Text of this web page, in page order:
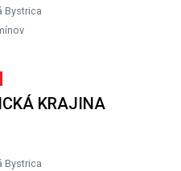
Bystrica
KRAJINA
Bystrica